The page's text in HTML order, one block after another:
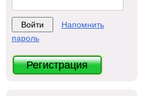
Напомнить
пароль
Регистрация